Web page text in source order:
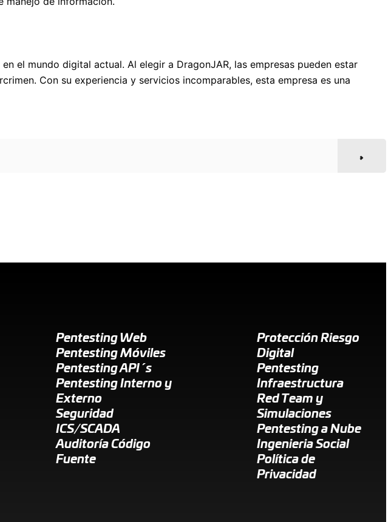
el mundo digital actual. Al elegir a DragonJAR, las empresas pueden estar
Con su experiencia y servicios incomparables, esta empresa es una
Pentesting Web
Pentesting Móviles
Pentesting API´s
Pentesting Interno y
Externo
Seguridad
ICS/SCADA
Auditoría Código
Fuente
Protección Riesgo
Digital
Pentesting
Infraestructura
Red Team y
Simulaciones
Pentesting a Nube
Ingenieria Social
Política de
Privacidad